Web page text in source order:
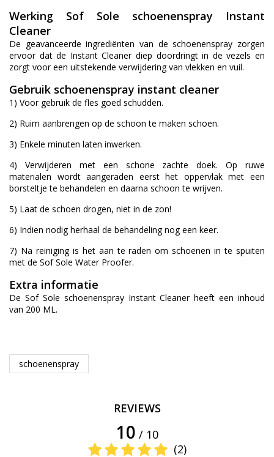
Werking Sof Sole schoenenspray Instant
Cleaner
De geavanceerde ingrediënten van de schoenenspray zorgen
ervoor dat de Instant Cleaner diep doordringt in de vezels en
zorgt voor een uitstekende verwijdering van vlekken en vuil.
Gebruik schoenenspray instant cleaner
1) Voor gebruik de fles goed schudden.
2) Ruim aanbrengen op de schoon te maken schoen.
3) Enkele minuten laten inwerken.
4) Verwijderen met een schone zachte doek. Op ruwe
materialen wordt aangeraden eerst het oppervlak met een
borsteltje te behandelen en daarna schoon te wrijven.
5) Laat de schoen drogen, niet in de zon!
6) Indien nodig herhaal de behandeling nog een keer.
7) Na reiniging is het aan te raden om schoenen in te spuiten
met de Sof Sole Water Proofer.
Extra informatie
De Sof Sole schoenenspray Instant Cleaner heeft een inhoud
van 200 ML.
schoenenspray
REVIEWS
10 / 10
(2)